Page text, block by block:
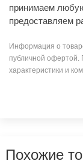
принимаем
предоставляем
Информация о
публичной офертой.
характеристики и
Похожие